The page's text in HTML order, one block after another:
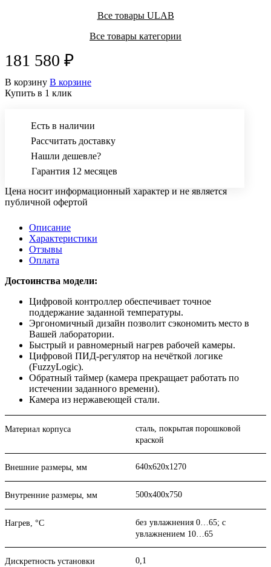
Все товары ULAB
Все товары категории
181 580 ₽
В корзину В корзине
Купить в 1 клик
Есть в наличии
Рассчитать доставку
Нашли дешевле?
Гарантия 12 месяцев
Цена носит информационный характер и не является
публичной офертой
Описание
Характеристики
Отзывы
Оплата
Достоинства модели:
Цифровой контроллер обеспечивает точное
поддержание заданной температуры.
Эргономичный дизайн позволит сэкономить место в
Вашей лаборатории.
Быстрый и равномерный нагрев рабочей камеры.
Цифровой ПИД-регулятор на нечёткой логике
(FuzzyLogic).
Обратный таймер (камера прекращает работать по
истечении заданного времени).
Камера из нержавеющей стали.
Материал корпуса
сталь, покрытая порошковой
краской
Внешние размеры, мм 640х620х1270
Внутренние размеры, мм 500х400х750
Нагрев, °С
без увлажнения 0…65; с
увлажнением 10…65
Дискретность установки
0,1